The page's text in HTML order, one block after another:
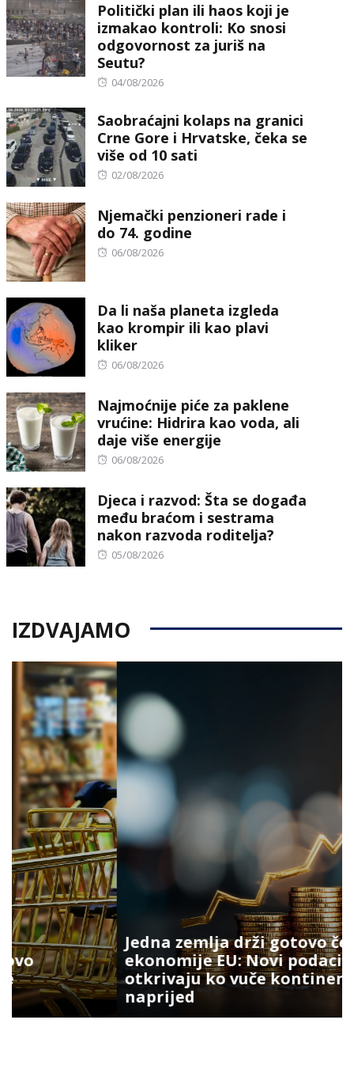
Politički plan ili haos koji je
izmakao kontroli: Ko snosi
odgovornost za juriš na
Seutu?
Posted
04/08/2026
Saobraćajni kolaps na granici
Crne Gore i Hrvatske, čeka se
više od 10 sati
Posted
02/08/2026
Njemački penzioneri rade i
do 74. godine
Posted
06/08/2026
Da li naša planeta izgleda
kao krompir ili kao plavi
kliker
Posted
06/08/2026
Najmoćnije piće za paklene
vrućine: Hidrira kao voda, ali
daje više energije
Posted
06/08/2026
Djeca i razvod: Šta se događa
među braćom i sestrama
nakon razvoda roditelja?
Posted
05/08/2026
IZDVAJAMO
Jedna zemlja drži gotovo četvrtinu
ekonomije EU: Novi podaci
otkrivaju ko vuče kontinent
naprijed